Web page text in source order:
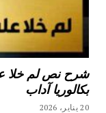
شرح نص لم خلا
بكالوريا آداب
20 يناير، 2026